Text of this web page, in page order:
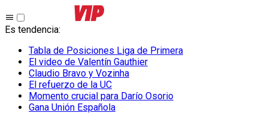
Es tendencia:
Tabla de Posiciones Liga de Primera
El video de Valentín Gauthier
Claudio Bravo y Vozinha
El refuerzo de la UC
Momento crucial para Darío Osorio
Gana Unión Española